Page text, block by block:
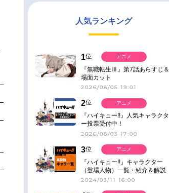
人気ランキング
1位
『無職転生Ⅲ』第7話あらすじ＆
場面カット
2026/08/05 19:01
アニメ
2位
『ハイキュー!!』人気キャラクタ
ー投票受付中！
2026/08/03 17:00
アニメ
3位
『ハイキュー!!』キャラクター
（登場人物）一覧・紹介＆解説
2024/03/11 16:00
アニメ